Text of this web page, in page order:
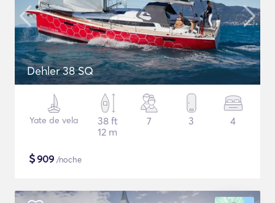
Dehler 38 SQ
Yate de vela
38 ft
12 m
7 3 4
$909 /noche